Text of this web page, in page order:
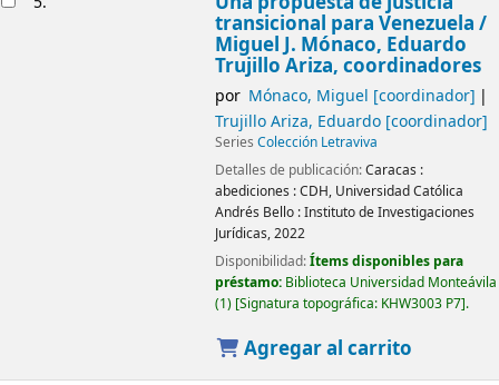
transicional para Venezuela /
Miguel J. Mónaco, Eduardo
Trujillo Ariza, coordinadores
por Mónaco, Miguel [coordinador]
Trujillo Ariza, Eduardo[coordinador]
Series Colección Letraviva
Detalles de publicación:Caracas :
abediciones : CDH, Universidad Católica
Andrés Bello : Instituto de Investigaciones
Jurídicas,2022
Disponibilidad:Ítems disponibles para
préstamo: Biblioteca Universidad Monteávila
(1) Signatura topográfica: KHW3003 P7 .
Agregar al carrito